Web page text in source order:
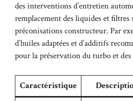
des interventions d’entretien
remplacement des liquides et filtres
préconisations constructeur. Par
d’huiles adaptées et d’additifs
pour la préservation du turbo et
Caractéristique